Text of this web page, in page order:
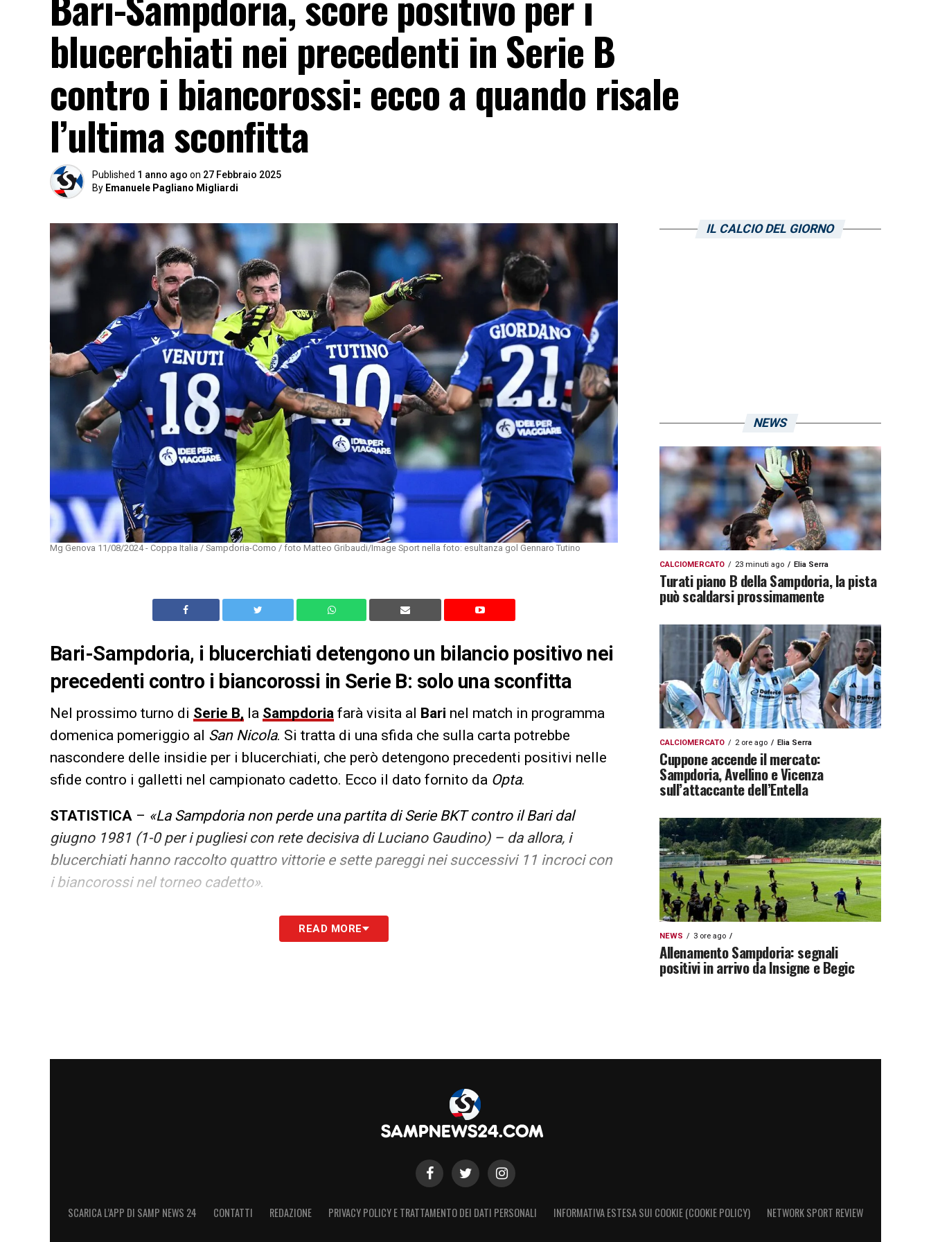
blucerchiati nei precedenti in Serie B
contro i biancorossi: ecco a quando risale
l’ultima sconfitta
Published 1 anno ago on 27 Febbraio 2025
By Emanuele Pagliano Migliardi
Mg Genova 11/08/2024 - Coppa Italia / Sampdoria-Como / foto Matteo Gribaudi/Image Sport nella foto: esultanza gol Gennaro Tutino
Bari-Sampdoria, i blucerchiati detengono un bilancio positivo nei
precedenti contro i biancorossi in Serie B: solo una sconfitta
Nel prossimo turno di Serie B, la Sampdoria farà visita al Bari nel match in programma
domenica pomeriggio al San Nicola. Si tratta di una sfida che sulla carta potrebbe
nascondere delle insidie per i blucerchiati, che però detengono precedenti positivi nelle
sfide contro i galletti nel campionato cadetto. Ecco il dato fornito da Opta.
STATISTICA – «La Sampdoria non perde una partita di Serie BKT contro il Bari dal
giugno 1981 (1-0 per i pugliesi con rete decisiva di Luciano Gaudino) – da allora, i
blucerchiati hanno raccolto quattro vittorie e sette pareggi nei successivi 11 incroci con
i biancorossi nel torneo cadetto».
LA PLAYLIST DELLE NOSTRE TOP NEWSREAD MORE
IL CALCIO DEL GIORNO
NEWS
CALCIOMERCATO 23 minuti ago Elia Serra
Turati piano B della Sampdoria, la pista
può scaldarsi prossimamente
CALCIOMERCATO 2 ore ago Elia Serra
Cuppone accende il mercato:
Sampdoria, Avellino e Vicenza
sull’attaccante dell’Entella
NEWS 3 ore ago
Allenamento Sampdoria: segnali
positivi in arrivo da Insigne e Begic
SCARICA L’APP DI SAMP NEWS 24 CONTATTI REDAZIONE PRIVACY POLICY E TRATTAMENTO DEI DATI PERSONALI INFORMATIVA ESTESA SUI COOKIE (COOKIE POLICY) NETWORK SPORT REVIEW